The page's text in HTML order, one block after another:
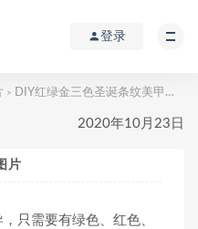
登录
> DIY红绿金三色圣诞条纹美甲图片
2020年10月23日
片
需要有绿色、红色、